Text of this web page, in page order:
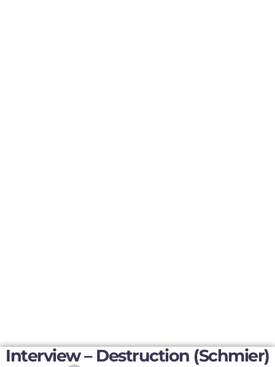
Interview – Destruction (Schmier)